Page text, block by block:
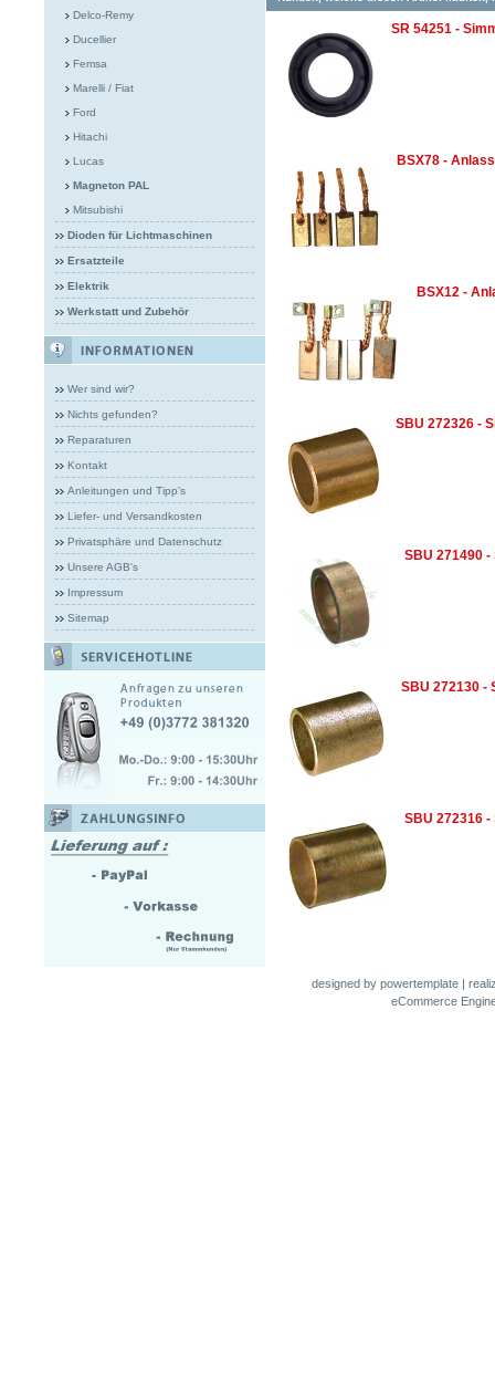
Delco-Remy
Ducellier
Femsa
Marelli / Fiat
Ford
Hitachi
Lucas
Magneton PAL
Mitsubishi
Dioden für Lichtmaschinen
Ersatzteile
Elektrik
Werkstatt und Zubehör
Wer sind wir?
Nichts gefunden?
Reparaturen
Kontakt
Anleitungen und Tipp's
Liefer- und Versandkosten
Privatsphäre und Datenschutz
Unsere AGB's
Impressum
Sitemap
SR 54251 -
BSX78 -
BSX12 -
SBU 272326 -
SBU 271490
SBU 272130 -
SBU 272316
designed by powertemplate|
eCommerce